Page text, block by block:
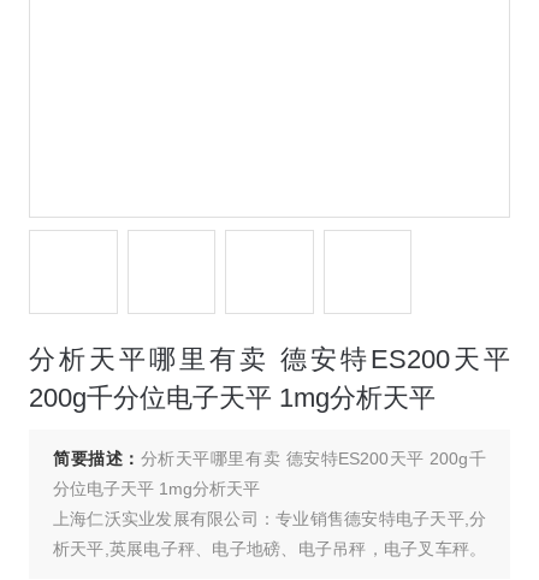
分析天平哪里有卖 德安特ES200天平
200g千分位电子天平 1mg分析天平
简要描述： 分析天平哪里有卖 德安特ES200天平 200g千
分位电子天平 1mg分析天平
上海仁沃实业发展有限公司：专业销售德安特电子天平,分
析天平,英展电子秤、电子地磅、电子吊秤，电子叉车秤。